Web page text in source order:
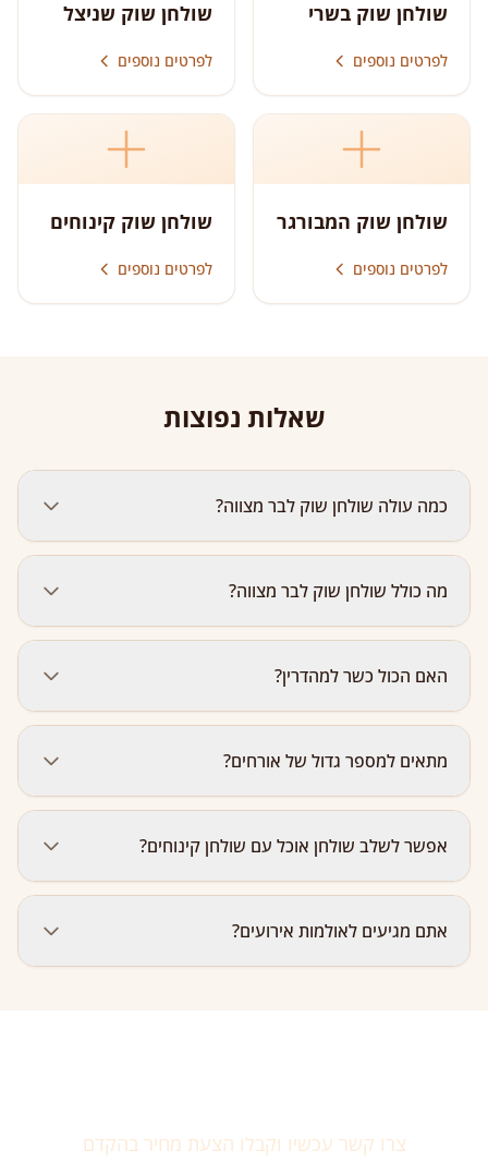
שולחן שוק בשרי
לפרטים נוספים
שולחן שוק שניצל
לפרטים נוספים
שולחן שוק המבורגר
לפרטים נוספים
שולחן שוק קינוחים
לפרטים נוספים
שאלות נפוצות
כמה עולה שולחן שוק לבר מצווה?
30 — החל מ-90 ₪, 40 — החל מ-85 ₪, 50 — החל מ-80
₪. כולל תפריט מלא + הכנה + הגעה + סידור + הגשה +
מה כולל שולחן שוק לבר מצווה?
בלחמניות, 9 סוגי מטוגנים, 8 סלטים טריים, ואפשר להוסיף
פירות העונה וקינוחי בוטיק בתוספת (אקלרים, פבלובות,
האם הכול כשר למהדרין?
חומרי גלם מהודרים, השגחה צמודה. מתאים לאירוע עם
אורחים דתיים ומסורתיים.
מתאים למספר גדול של אורחים?
מאות. ככל שיש יותר אורחים, השולחן נהיה ארוך ומרשים
יותר, והמחיר לאורח יורד.
אפשר לשלב שולחן אוכל עם שולחן קינוחים?
שניצל כארוחה ראשית + שולחן קינוחים כתוספת מתוקה.
אתם מגיעים לאולמות אירועים?
צרו קשר עכשיו וקבלו הצעת מחיר בהקדם